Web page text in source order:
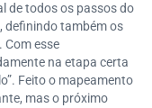
de todos os passos do
definindo também os
Com esse
na etapa certa
Feito o mapeamento
mas o próximo